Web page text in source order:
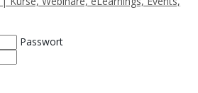
Passwort